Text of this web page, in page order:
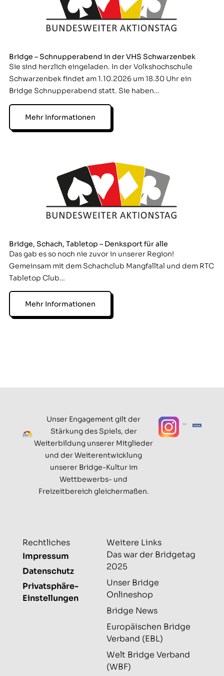
Bridge – Schnupperabend in der VHS Schwarzenbek
Sie sind herzlich eingeladen. In der Volkshochschule
Schwarzenbek findet am 1.10.2026 um 18.30 Uhr ein
Bridge Schnupperabend statt. Sie haben…
Mehr Informationen
Bridge, Schach, Tabletop – Denksport für alle
Das gab es so noch nie zuvor in unserer Region!
Gemeinsam mit dem Schachclub Mangfalltal und dem RTC
Tabletop Club…
Mehr Informationen
Unser Engagement gilt der
Stärkung des Spiels, der
Weiterbildung unserer Mitglieder
und der Weiterentwicklung
unserer Bridge-Kultur im
Wettbewerbs- und
Freizeitbereich gleichermaßen.
Rechtliches
Impressum
Datenschutz
Privatsphäre-
Einstellungen
Weitere Links
Das war der Bridgetag
2025
Unser Bridge
Onlineshop
Bridge News
Europäischen Bridge
Verband (EBL)
Welt Bridge Verband
(WBF)